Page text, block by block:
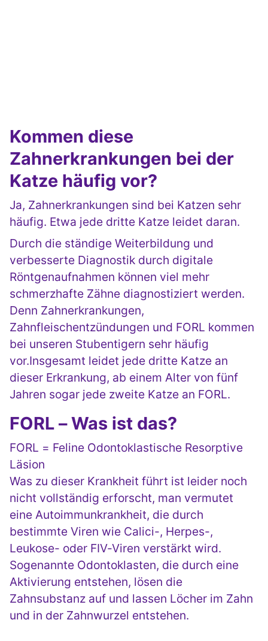
Kommen diese
Zahnerkrankungen bei der
Katze häufig vor?
Ja, Zahnerkrankungen sind bei Katzen sehr
häufig. Etwa jede dritte Katze leidet daran.
Durch die ständige Weiterbildung und
verbesserte Diagnostik durch digitale
Röntgenaufnahmen können viel mehr
schmerzhafte Zähne diagnostiziert werden.
Denn Zahnerkrankungen,
Zahnfleischentzündungen und FORL kommen
bei unseren Stubentigern sehr häufig
vor.Insgesamt leidet jede dritte Katze an
dieser Erkrankung, ab einem Alter von fünf
Jahren sogar jede zweite Katze an FORL.
FORL – Was ist das?
FORL = Feline Odontoklastische Resorptive
Läsion
Was zu dieser Krankheit führt ist leider noch
nicht vollständig erforscht, man vermutet
eine Autoimmunkrankheit, die durch
bestimmte Viren wie Calici-, Herpes-,
Leukose- oder FIV-Viren verstärkt wird.
Sogenannte Odontoklasten, die durch eine
Aktivierung entstehen, lösen die
Zahnsubstanz auf und lassen Löcher im Zahn
und in der Zahnwurzel entstehen.